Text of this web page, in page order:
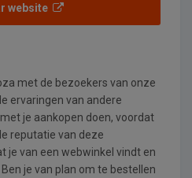
website
met de bezoekers van onze
ervaringen van andere
je aankopen doen, voordat
reputatie van deze
je van een webwinkel vindt en
je van plan om te bestellen